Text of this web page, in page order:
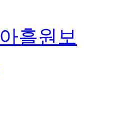
아흘원보